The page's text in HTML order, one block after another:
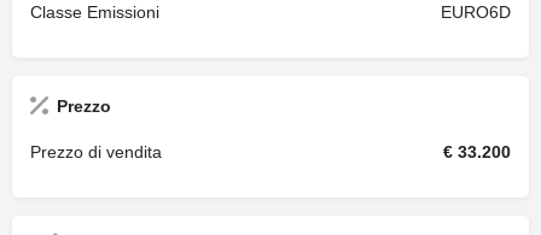
Classe Emissioni EURO6D
Prezzo
Prezzo di vendita € 33.200